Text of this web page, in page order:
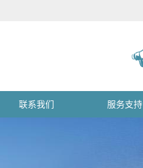
联系我们 服务支持